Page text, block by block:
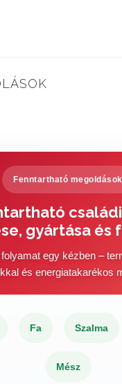
Fenntartható megoldások
gyártása és
folyamat egy kézben –
és energiatakarékos
Fa Szalma
Mész